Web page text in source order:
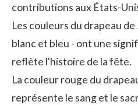
contributions aux États-
Les couleurs du drapeau
blanc et bleu - ont une
reflète l'histoire de la fête.
La couleur rouge du
représente le sang et le